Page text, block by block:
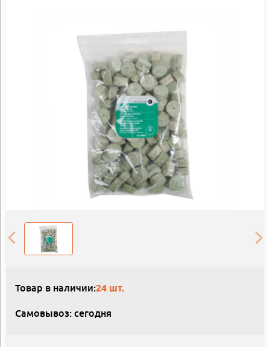
Товар в наличии:24 шт.
Самовывоз: сегодня